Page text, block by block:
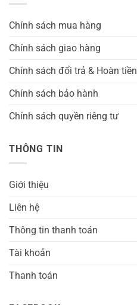
Chính sách mua hàng
Chính sách giao hàng
Chính sách đổi trả & Hoàn tiền
Chính sách bảo hành
Chính sách quyền riêng tư
THÔNG TIN
Giới thiệu
Liên hệ
Thông tin thanh toán
Tài khoản
Thanh toán